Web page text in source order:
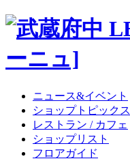
ニュース&イベント
ショップトピックス
レストラン / カフェ
ショップリスト
フロアガイド